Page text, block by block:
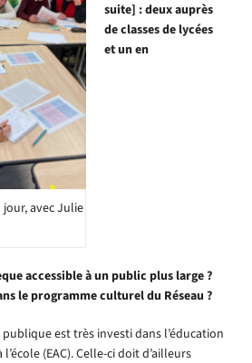
avec Julie
suite] : deux auprès
de classes de lycées
et un en
accessible à un public plus large ?
le programme culturel du Réseau ?
est très investi dans l’éducation
(EAC). Celle-ci doit d’ailleurs